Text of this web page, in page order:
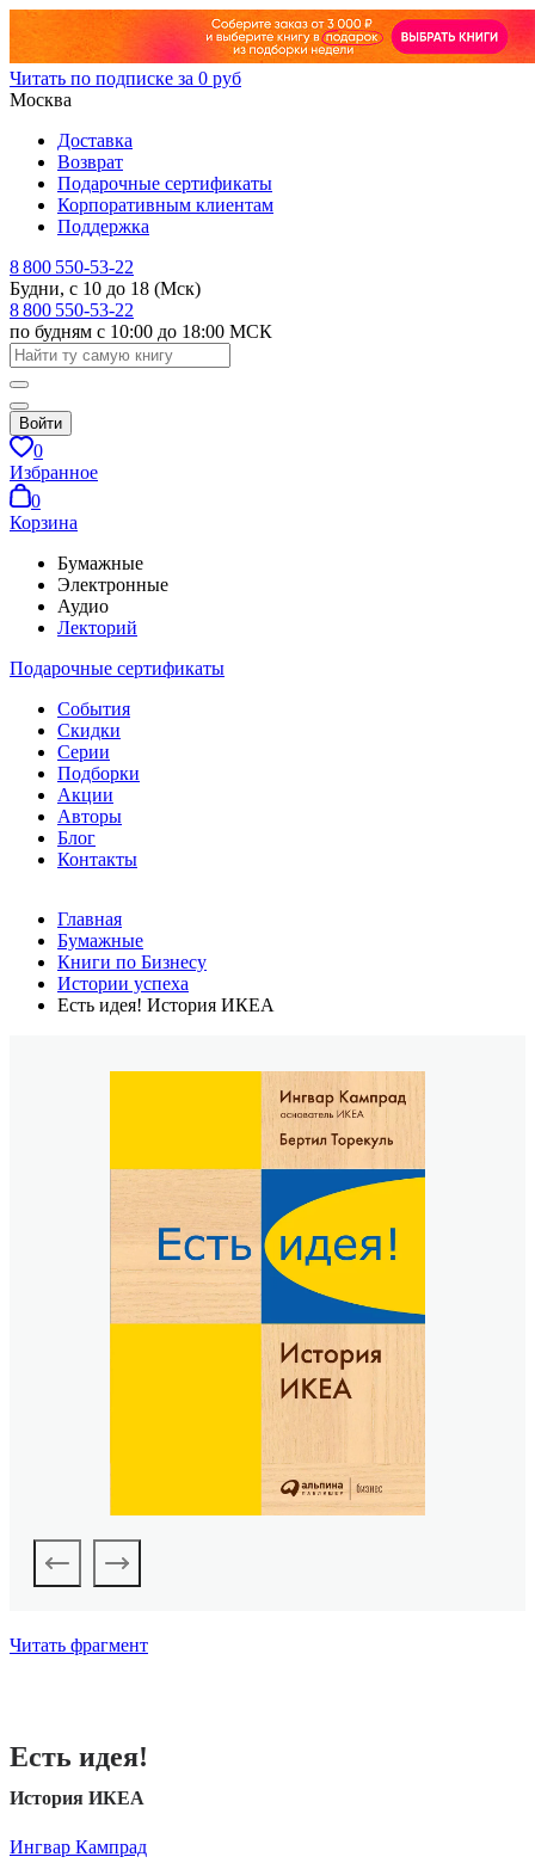
Читать по подписке за 0 руб
Москва
Доставка
Возврат
Подарочные сертификаты
Корпоративным клиентам
Поддержка
8 800 550-53-22
Будни, с 10 до 18 (Мск)
8 800 550-53-22
по будням с 10:00 до 18:00 МСК
Войти
0
Избранное
0
Корзина
Бумажные
Электронные
Аудио
Лекторий
Подарочные сертификаты
События
Скидки
Серии
Подборки
Акции
Авторы
Блог
Контакты
Главная
Бумажные
Книги по Бизнесу
Истории успеха
Есть идея! История ИКЕА
Читать фрагмент
Есть идея!
История ИКЕА
Ингвар Кампрад